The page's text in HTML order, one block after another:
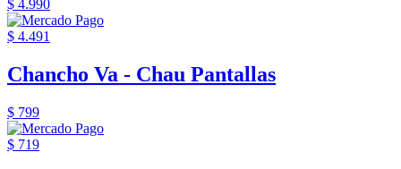
$ 4.990
$ 4.491
Chancho Va - Chau Pantallas
$ 799
$ 719